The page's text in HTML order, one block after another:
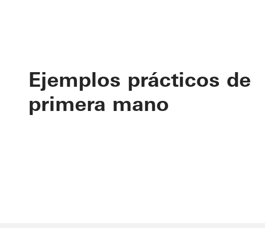
Ejemplos prácticos de
primera mano